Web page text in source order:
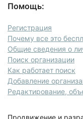
Помощь:
Регистрация
Почему все это
Общие сведения о
Поиск организации
Как работает поиск
Добавление
Редактирование,
Продвижение и